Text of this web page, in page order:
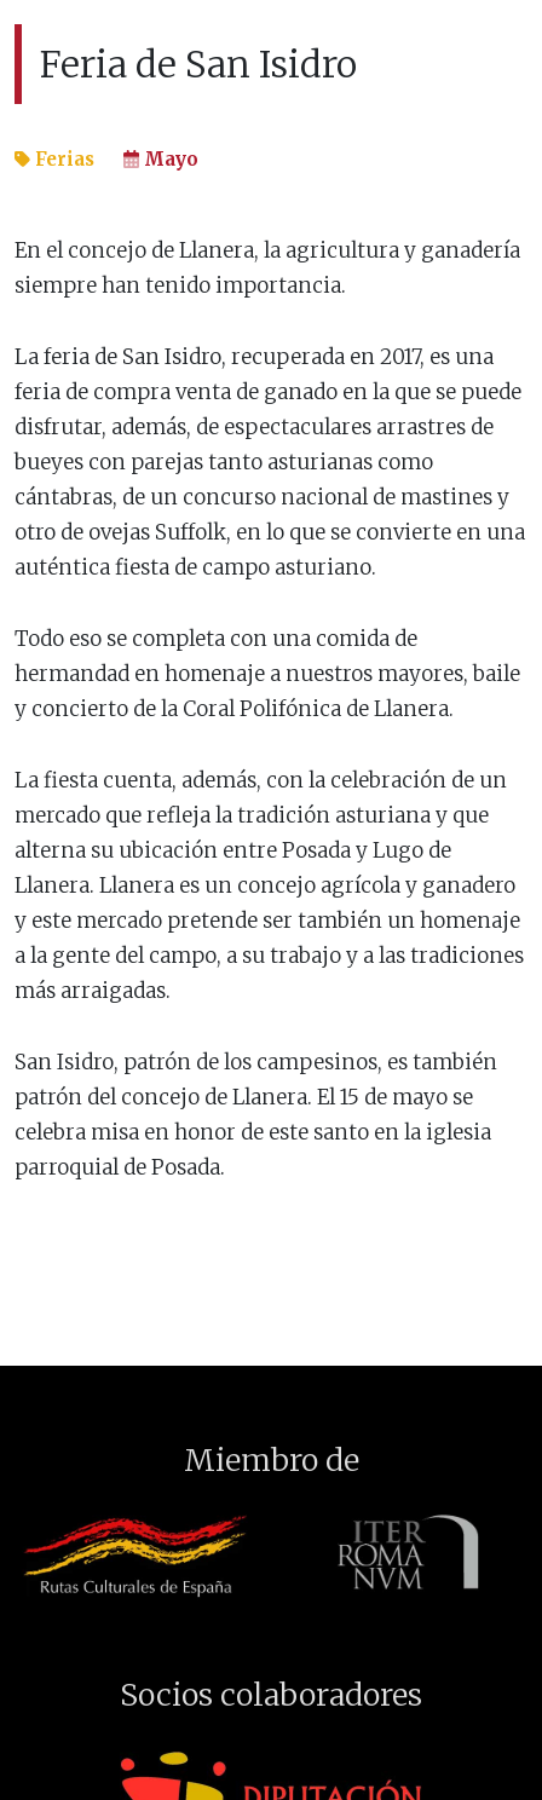
Feria de San Isidro
Ferias Mayo
En el concejo de Llanera, la agricultura y ganadería
siempre han tenido importancia.
La feria de San Isidro, recuperada en 2017, es una
feria de compra venta de ganado en la que se puede
disfrutar, además, de espectaculares arrastres de
bueyes con parejas tanto asturianas como
cántabras, de un concurso nacional de mastines y
otro de ovejas Suffolk, en lo que se convierte en una
auténtica fiesta de campo asturiano.
Todo eso se completa con una comida de
hermandad en homenaje a nuestros mayores, baile
y concierto de la Coral Polifónica de Llanera.
La fiesta cuenta, además, con la celebración de un
mercado que refleja la tradición asturiana y que
alterna su ubicación entre Posada y Lugo de
Llanera. Llanera es un concejo agrícola y ganadero
y este mercado pretende ser también un homenaje
a la gente del campo, a su trabajo y a las tradiciones
más arraigadas.
San Isidro, patrón de los campesinos, es también
patrón del concejo de Llanera. El 15 de mayo se
celebra misa en honor de este santo en la iglesia
parroquial de Posada.
Miembro de
Socios colaboradores